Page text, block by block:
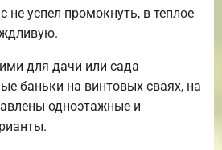
не успел промокнуть, в теплое
для дачи или сада
баньки на винтовых сваях, на
одноэтажные и